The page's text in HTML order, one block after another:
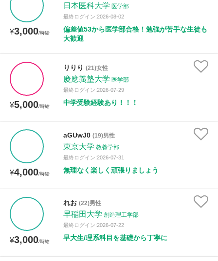
¥3,000/時給
日本医科大学 医学部
最終ログイン:2026-08-02
偏差値53から医学部合格！勉強が苦手な生徒も
大歓迎
¥5,000/時給
りりり (21)女性
慶應義塾大学 医学部
最終ログイン:2026-07-29
中学受験経験あり！！！
¥4,000/時給
aGUwJ0 (19)男性
東京大学 教養学部
最終ログイン:2026-07-31
無理なく楽しく頑張りましょう
¥3,000/時給
れお (22)男性
早稲田大学 創造理工学部
最終ログイン:2026-07-22
早大生/理系科目を基礎から丁寧に